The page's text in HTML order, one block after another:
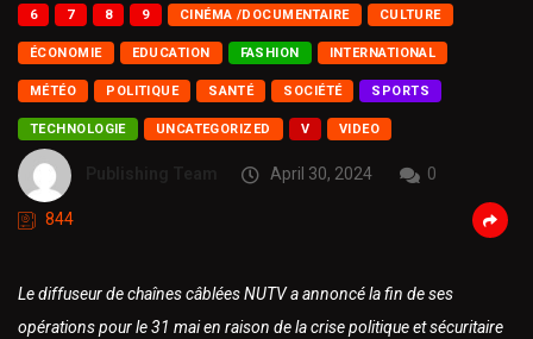
6 7 8 9 CINÉMA /DOCUMENTAIRE CULTURE
ÉCONOMIE EDUCATION FASHION INTERNATIONAL
MÉTÉO POLITIQUE SANTÉ SOCIÉTÉ SPORTS
TECHNOLOGIE UNCATEGORIZED V VIDEO
April 30, 2024 0
844
Le diffuseur de chaînes câblées NUTV a annoncé la fin de ses
opérations pour le 31 mai en raison de la crise politique et sécuritaire